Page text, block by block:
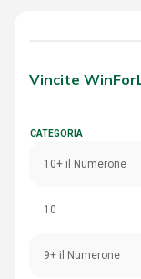
Vincite
CATEGORIA
10+ il Numerone
10
9+ il Numerone